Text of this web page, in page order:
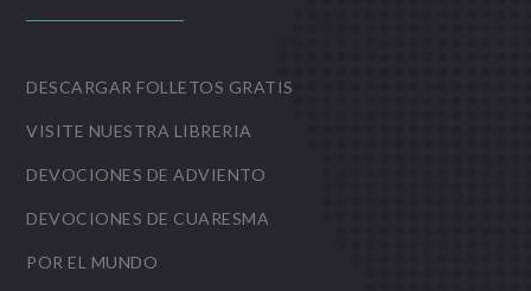
DESCARGAR FOLLETOS GRATIS
VISITE NUESTRA LIBRERIA
DEVOCIONES DE ADVIENTO
DEVOCIONES DE CUARESMA
POR EL MUNDO